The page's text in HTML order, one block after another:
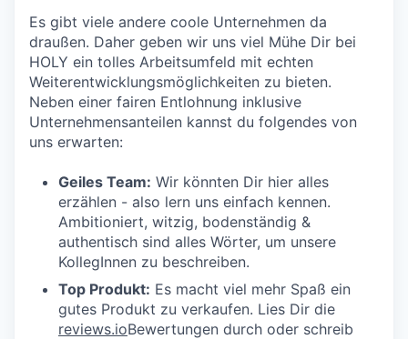
Es gibt viele andere coole Unternehmen da
draußen. Daher geben wir uns viel Mühe Dir bei
HOLY ein tolles Arbeitsumfeld mit echten
Weiterentwicklungsmöglichkeiten zu bieten.
Neben einer fairen Entlohnung inklusive
Unternehmensanteilen kannst du folgendes von
uns erwarten:
Geiles Team: Wir könnten Dir hier alles
erzählen - also lern uns einfach kennen.
Ambitioniert, witzig, bodenständig &
authentisch sind alles Wörter, um unsere
KollegInnen zu beschreiben.
Top Produkt: Es macht viel mehr Spaß ein
gutes Produkt zu verkaufen. Lies Dir die
reviews.ioBewertungen durch oder schreib